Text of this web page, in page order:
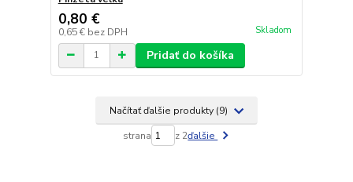
0,80 €
0,65 € bez DPH Skladom
Pridať do košíka
Načítať ďalšie produkty (9)
strana z 2ďalšie